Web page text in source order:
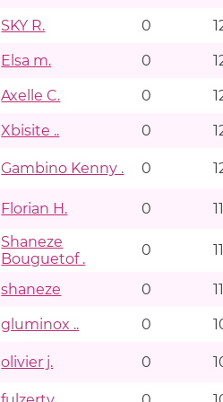
SKY R. 0
Elsa m. 0
Axelle C. 0
Xbisite .. 0
Gambino Kenny . 0
Florian H. 0
Shaneze
Bouguetof .
0
shaneze 0
gluminox .. 0
olivier j. 0